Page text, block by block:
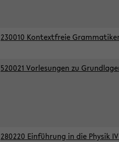
230010 Kontextfreie
520021 Vorlesungen zu
280220 Einführung in die Physik